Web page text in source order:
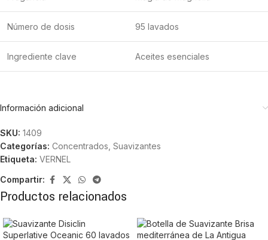
Número de dosis 95 lavados
Ingrediente clave Aceites esenciales
Información adicional
SKU: 1409
Categorías: Concentrados Suavizantes
Etiqueta: VERNEL
Compartir:
Productos relacionados